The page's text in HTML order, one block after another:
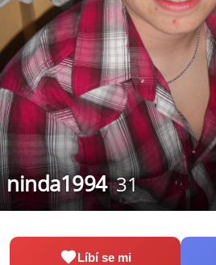
ninda1994 31
Líbí se mi